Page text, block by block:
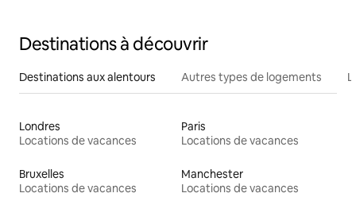
Destinations à découvrir
Destinations aux alentours Autres types de logements
Londres
Locations de vacances
Paris
Locations de vacances
Bruxelles
Locations de vacances
Manchester
Locations de vacances